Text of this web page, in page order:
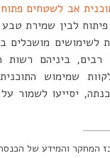
אב לשטחים
פיתוח לבין שמירת
לשימושים
רבים, ביניהם רשות
שמימוש
יסייעו לשמור